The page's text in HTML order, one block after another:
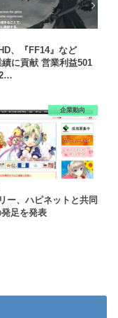
、『FF14』など
績に貢献 営業利益501
企業動向
ー、ハピネットと共同
足を発表